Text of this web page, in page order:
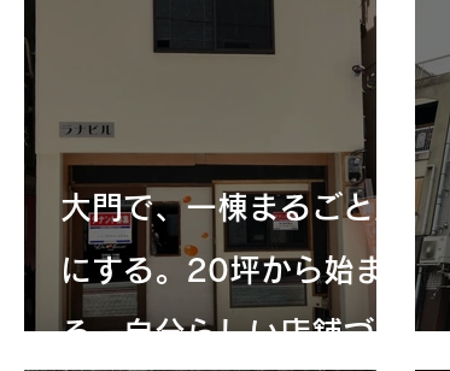
大門で、一棟まるごと店
にする。20坪から始ま
る、自分らしい店舗づく